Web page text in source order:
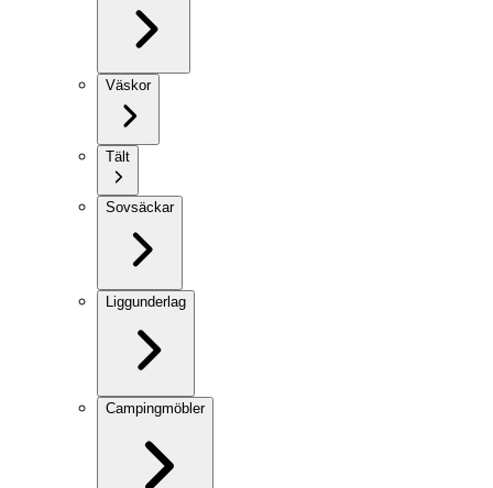
Väskor
Tält
Sovsäckar
Liggunderlag
Campingmöbler